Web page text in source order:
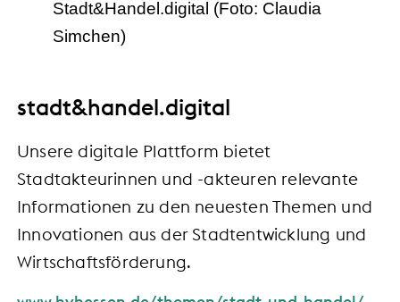
Stadt&Handel.digital (Foto: Claudia
Simchen)
stadt&handel.digital
Unsere digitale Plattform bietet
Stadtakteurinnen und -akteuren relevante
Informationen zu den neuesten Themen und
Innovationen aus der Stadtentwicklung und
Wirtschaftsförderung.